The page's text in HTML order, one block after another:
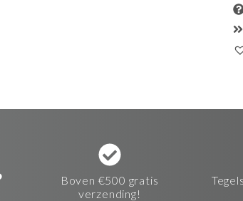
Boven €500 gratis
verzending!